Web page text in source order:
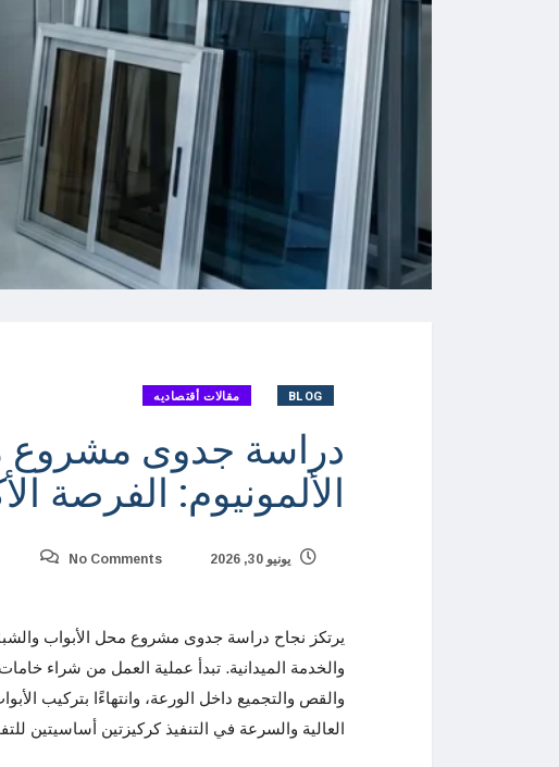
BLOG مقالات أقتصاديه
دراسة جدوى مشروع
الألمونيوم: الفرصة
يونيو 30, 2026 No Comments
يرتكز نجاح دراسة جدوى مشروع محل الأبواب
والخدمة الميدانية. تبدأ عملية العمل من شراء
والقص والتجميع داخل الورعة، وانتهاءًا بتركيب
العالية والسرعة في التنفيذ كركيزتين أساسيتين